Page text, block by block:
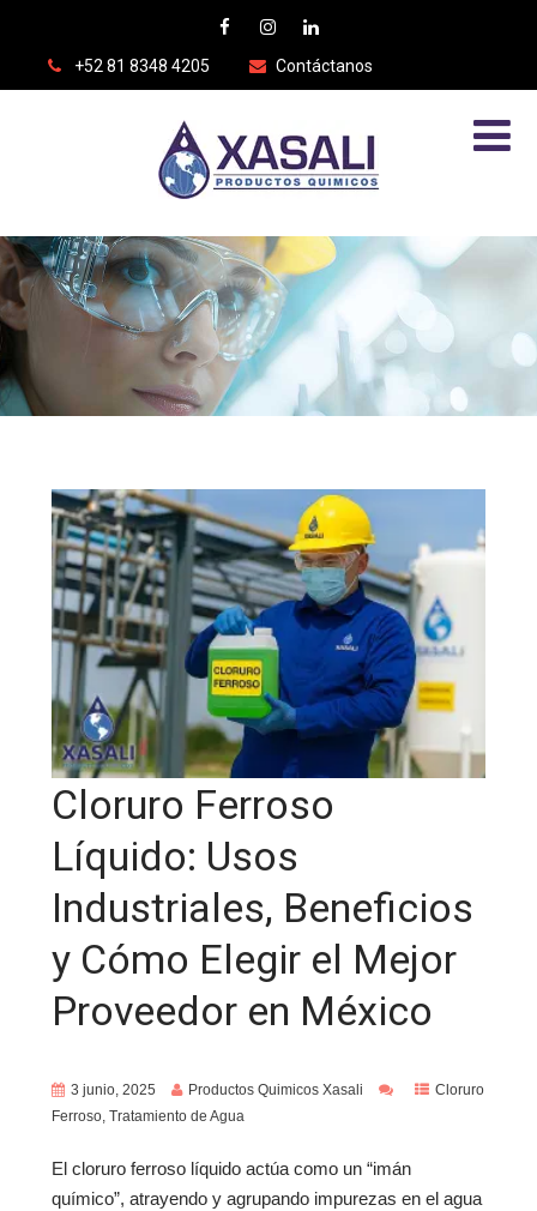
+52 81 8348 4205 Contáctanos
Cloruro Ferroso
Líquido: Usos
Industriales, Beneficios
y Cómo Elegir el Mejor
Proveedor en México
3 junio, 2025 Productos Quimicos Xasali
Cloruro
Ferroso, Tratamiento de Agua
El cloruro ferroso líquido actúa como un “imán
químico”, atrayendo y agrupando impurezas en el agua